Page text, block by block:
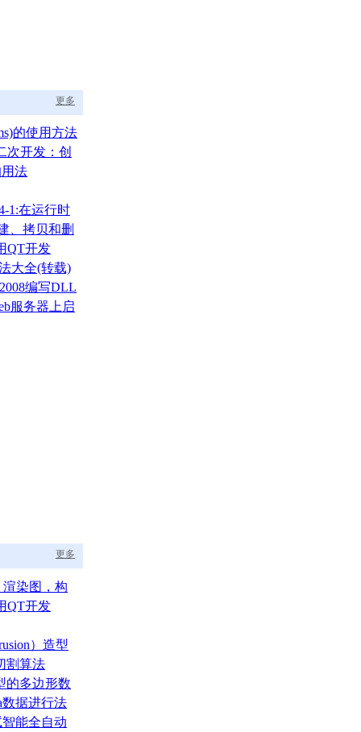
更多
的使用方法
次开发：创
法
1:在运行时
、拷贝和删
QT开发
大全(转载)
编写DLL
服务器上启
更多
渲染图，构
调度中枢
QT开发
）造型
割算法
的多边形数
据进行法
能全自动